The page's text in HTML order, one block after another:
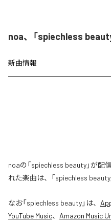
noa、「spiechless
新曲情報
noaの「spiechless beauty」が
れた楽曲は、「spiechless
なお「spiechless beauty」は、
YouTube Music、 Amazon Music